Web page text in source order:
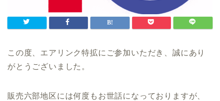
この度、エアリンク特拡にご参加いただき、誠にあり
がとうございました。
販売六部地区には何度もお世話になっておりますが、